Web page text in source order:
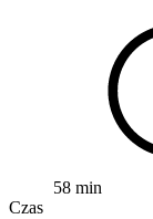
58 min
Czas